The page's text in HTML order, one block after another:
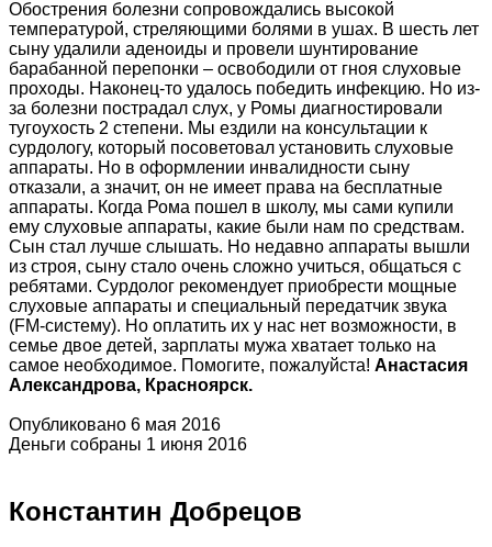
Обострения болезни сопровождались высокой
температурой, стреляющими болями в ушах. В шесть лет
сыну удалили аденоиды и провели шунтирование
барабанной перепонки – освободили от гноя слуховые
проходы. Наконец-то удалось победить инфекцию. Но из-
за болезни пострадал слух, у Ромы диагностировали
тугоухость 2 степени. Мы ездили на консультации к
сурдологу, который посоветовал установить слуховые
аппараты. Но в оформлении инвалидности сыну
отказали, а значит, он не имеет права на бесплатные
аппараты. Когда Рома пошел в школу, мы сами купили
ему слуховые аппараты, какие были нам по средствам.
Сын стал лучше слышать. Но недавно аппараты вышли
из строя, сыну стало очень сложно учиться, общаться с
ребятами. Сурдолог рекомендует приобрести мощные
слуховые аппараты и специальный передатчик звука
(FМ-систему). Но оплатить их у нас нет возможности, в
семье двое детей, зарплаты мужа хватает только на
самое необходимое. Помогите, пожалуйста! Анастасия
Александрова, Красноярск.
Опубликовано 6 мая 2016
Деньги собраны 1 июня 2016
Константин Добрецов